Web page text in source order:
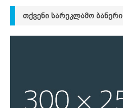
ᲗᲥᲕᲔᲜᲘ ᲡᲐᲠᲔᲙᲚᲐᲛᲝ ᲑᲐᲜᲔᲠᲘ